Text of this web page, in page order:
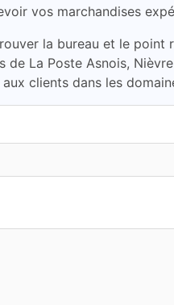
vos marchandises
la bureau et le point
La Poste Asnois,
clients dans les